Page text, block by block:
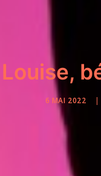
Louise,
6 MAI 2022 |